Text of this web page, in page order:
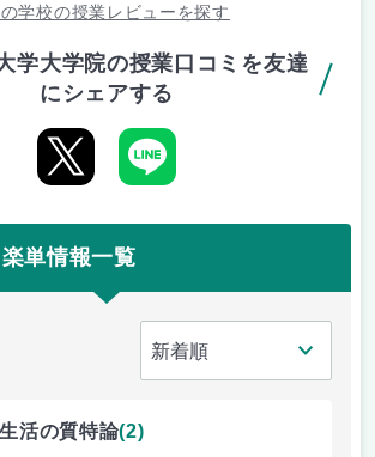
学校の授業レビューを探す
学大学院の授業口コミを友達
にシェアする
単情報一覧
活の質特論(2)